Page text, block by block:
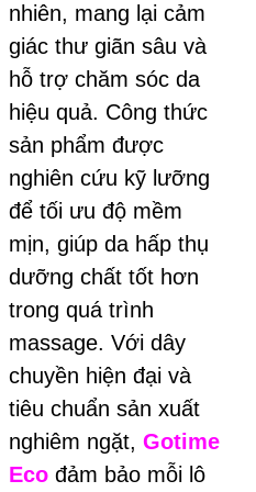
nhiên, mang lại cảm
giác thư giãn sâu và
hỗ trợ chăm sóc da
hiệu quả. Công thức
sản phẩm được
nghiên cứu kỹ lưỡng
để tối ưu độ mềm
mịn, giúp da hấp thụ
dưỡng chất tốt hơn
trong quá trình
massage. Với dây
chuyền hiện đại và
tiêu chuẩn sản xuất
nghiêm ngặt, Gotime
Eco đảm bảo mỗi lô